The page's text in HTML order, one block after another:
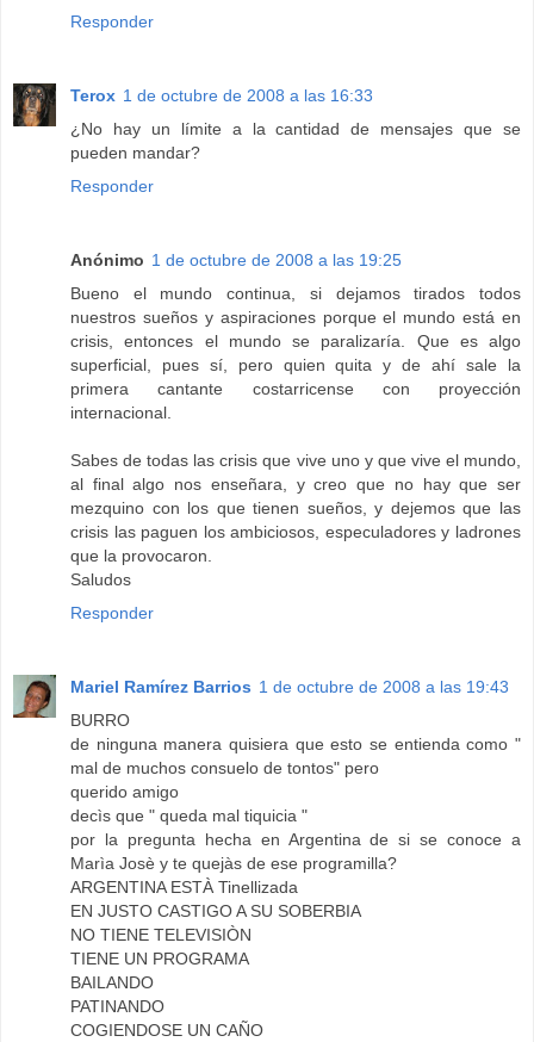
Responder
Terox 1 de octubre de 2008 a las 16:33
¿No hay un límite a la cantidad de mensajes que se
pueden mandar?
Responder
Anónimo 1 de octubre de 2008 a las 19:25
Bueno el mundo continua, si dejamos tirados todos
nuestros sueños y aspiraciones porque el mundo está en
crisis, entonces el mundo se paralizaría. Que es algo
superficial, pues sí, pero quien quita y de ahí sale la
primera cantante costarricense con proyección
internacional.
Sabes de todas las crisis que vive uno y que vive el mundo,
al final algo nos enseñara, y creo que no hay que ser
mezquino con los que tienen sueños, y dejemos que las
crisis las paguen los ambiciosos, especuladores y ladrones
que la provocaron.
Saludos
Responder
Mariel Ramírez Barrios 1 de octubre de 2008 a las 19:43
BURRO
de ninguna manera quisiera que esto se entienda como "
mal de muchos consuelo de tontos" pero
querido amigo
decìs que " queda mal tiquicia "
por la pregunta hecha en Argentina de si se conoce a
Marìa Josè y te quejàs de ese programilla?
ARGENTINA ESTÀ Tinellizada
EN JUSTO CASTIGO A SU SOBERBIA
NO TIENE TELEVISIÒN
TIENE UN PROGRAMA
BAILANDO
PATINANDO
COGIENDOSE UN CAÑO